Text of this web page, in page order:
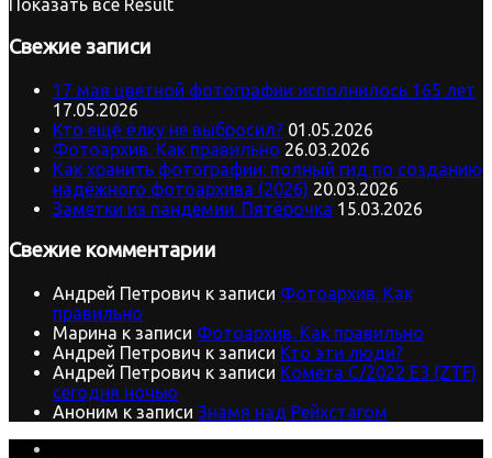
Показать все Result
Свежие записи
17 мая цветной фотографии исполнилось 165 лет
17.05.2026
Кто ещё ёлку не выбросил? 01.05.2026
Фотоархив. Как правильно 26.03.2026
Как хранить фотографии: полный гид по созданию
надёжного фотоархива (2026) 20.03.2026
Заметки из пандемии. Пятёрочка 15.03.2026
Свежие комментарии
Андрей Петрович к записи Фотоархив. Как
правильно
Марина к записи Фотоархив. Как правильно
Андрей Петрович к записи Кто эти люди?
Андрей Петрович к записи Комета C/2022 E3 (ZTF)
сегодня ночью
Аноним к записи Знамя над Рейхстагом